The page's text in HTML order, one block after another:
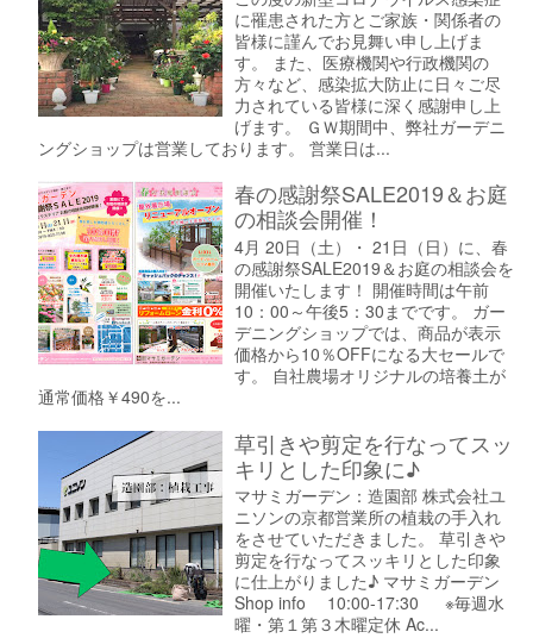
に罹患された方とご家族・関係者の
皆様に謹んでお見舞い申し上げま
す。 また、医療機関や行政機関の
方々など、感染拡大防止に日々ご尽
力されている皆様に深く感謝申し上
げます。 ＧＷ期間中、弊社ガーデニ
ングショップは営業しております。 営業日は...
春の感謝祭SALE2019＆お庭
の相談会開催！
4月 20日（土）・ 21日（日）に、春
の感謝祭SALE2019＆お庭の相談会を
開催いたします！ 開催時間は午前
10：00～午後5：30までです。 ガー
デニングショップでは、商品が表示
価格から10％OFFになる大セールで
す。 自社農場オリジナルの培養土が
通常価格￥490を...
草引きや剪定を行なってスッ
キリとした印象に♪
マサミガーデン：造園部 株式会社ユ
ニソンの京都営業所の植栽の手入れ
をさせていただきました。 草引きや
剪定を行なってスッキリとした印象
に仕上がりました♪ マサミガーデン
Shop info 10:00-17:30 ※毎週水
曜・第１第３木曜定休 Ac...